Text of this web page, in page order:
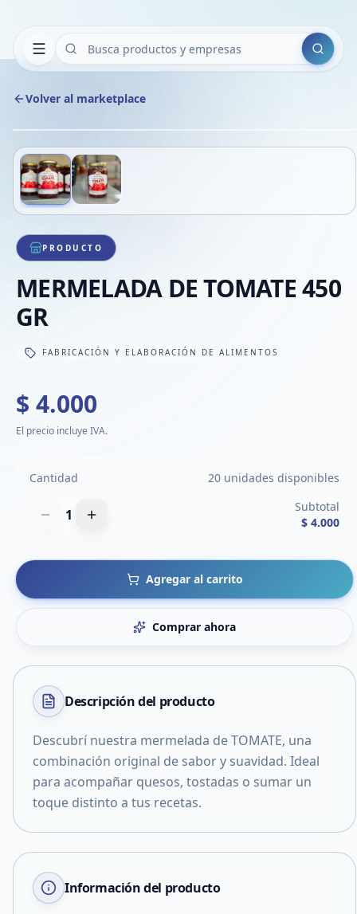
Buscar
Volver al marketplace
1/2
PRODUCTO
MERMELADA DE TOMATE 450
GR
FABRICACIÓN Y ELABORACIÓN DE ALIMENTOS
$ 4.000
El precio incluye IVA.
Cantidad 20 unidades disponibles
1
Subtotal
$ 4.000
Agregar al carrito
Comprar ahora
Descripción del producto
Descubrí nuestra mermelada de TOMATE, una
combinación original de sabor y suavidad. Ideal
para acompañar quesos, tostadas o sumar un
toque distinto a tus recetas.
Información del producto